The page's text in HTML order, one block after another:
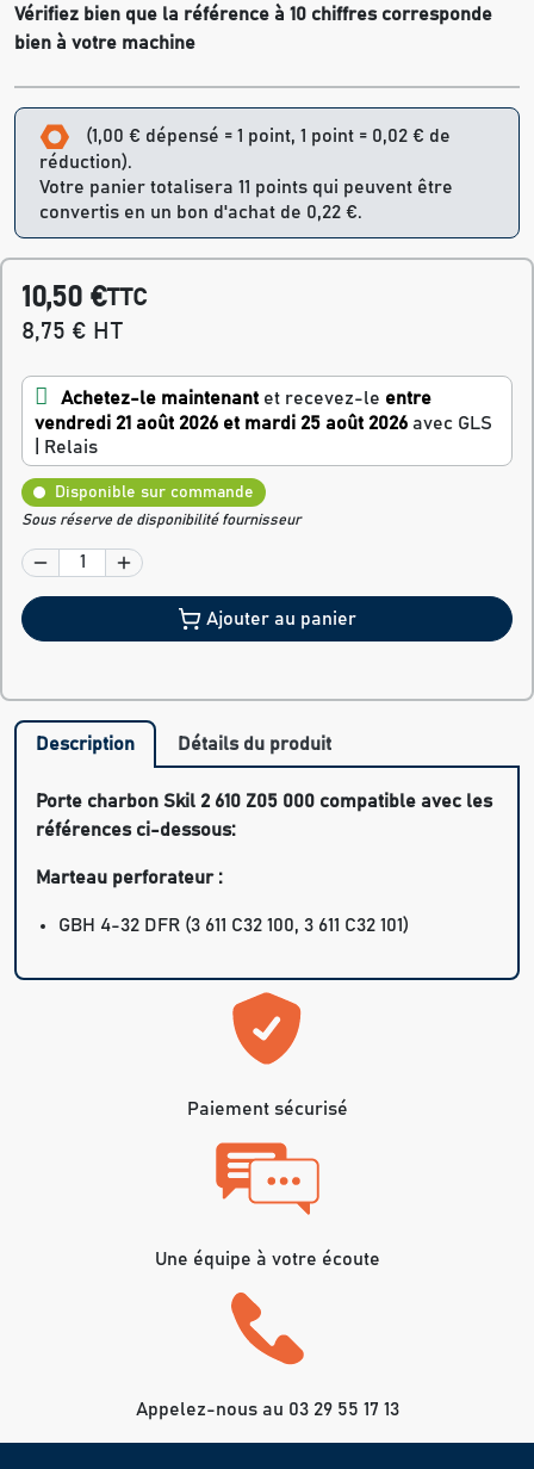
Vérifiez bien que la référence à 10 chiffres corresponde
bien à votre machine
(1,00 € dépensé = 1 point, 1 point = 0,02 € de
réduction).
Votre panier totalisera 11 points qui peuvent être
convertis en un bon d'achat de 0,22 €.
10,50 €TTC
8,75 € HT
Achetez-le maintenant et recevez-le entre
vendredi 21 août 2026 et mardi 25 août 2026 avec GLS
| Relais
Disponible sur commande
Sous réserve de disponibilité fournisseur
Ajouter au panier
Description Détails du produit
Porte charbon Skil 2 610 Z05 000 compatible avec les
références ci-dessous:
Marteau perforateur :
GBH 4-32 DFR (3 611 C32 100, 3 611 C32 101)
Paiement sécurisé
Une équipe à votre écoute
Appelez-nous au 03 29 55 17 13